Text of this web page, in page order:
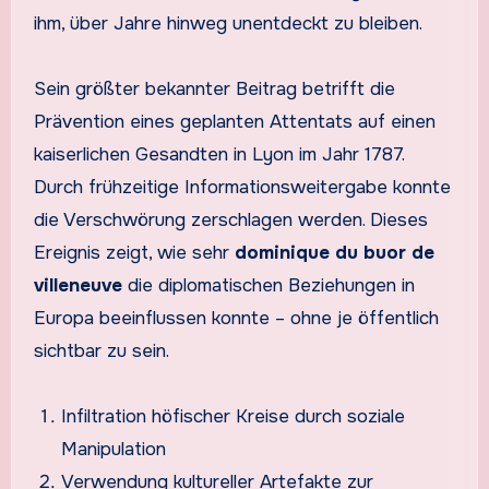
ihm, über Jahre hinweg unentdeckt zu bleiben.
Sein größter bekannter Beitrag betrifft die
Prävention eines geplanten Attentats auf einen
kaiserlichen Gesandten in Lyon im Jahr 1787.
Durch frühzeitige Informationsweitergabe konnte
die Verschwörung zerschlagen werden. Dieses
Ereignis zeigt, wie sehr dominique du buor de
villeneuvedie diplomatischen Beziehungen in
Europa beeinflussen konnte – ohne je öffentlich
sichtbar zu sein.
Infiltration höfischer Kreise durch soziale
Manipulation
Verwendung kultureller Artefakte zur